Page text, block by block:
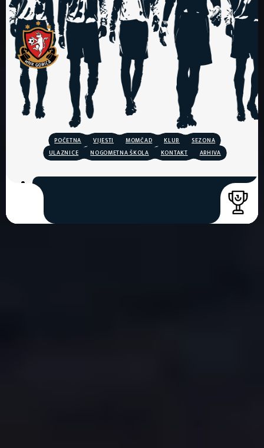
POČETNA VIJESTI MOMČAD KLUB
SEZONA
ULAZNICE
NOGOMETNA ŠKOLA KONTAKT ARHIVA